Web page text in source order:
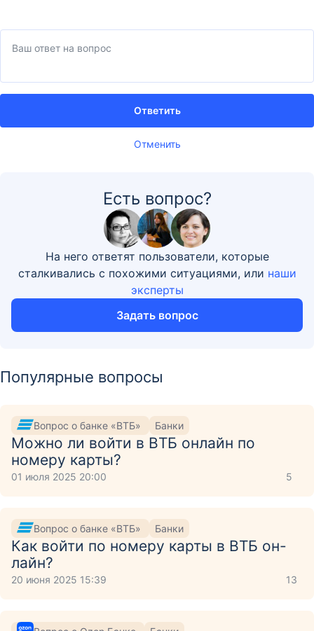
Отменить
Ответить
Есть вопрос?
На него ответят пользователи, которые
сталкивались с похожими ситуациями, или наши
эксперты
Задать вопрос
Популярные вопросы
Вопрос о банке «ВТБ» Банки
Можно ли войти в ВТБ онлайн по
номеру карты?
01 июля 2025 20:00 5
Вопрос о банке «ВТБ» Банки
Как войти по номеру карты в ВТБ он-
лайн?
20 июня 2025 15:39 13